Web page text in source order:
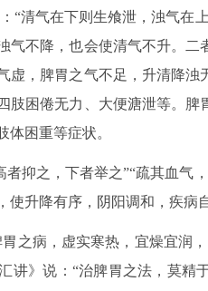
：“清气在下则生飧泄，浊气
气不降，也会使清气不升。
虚，脾胃之气不足，升清降
肢困倦无力、大便溏泄等。
体困重等症状。
者抑之，下者举之”“疏其血
升降有序，阴阳调和，疾病
胃之病，虚实寒热，宜燥宜润
讲》说：“治脾胃之法，莫